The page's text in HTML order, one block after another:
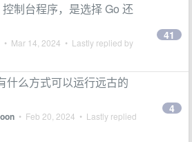
制台程序，是选择 Go 还
• Mar 14, 2024 • Lastly replied by
41
什么方式可以运行远古的
• Feb 20, 2024 • Lastly replied
4